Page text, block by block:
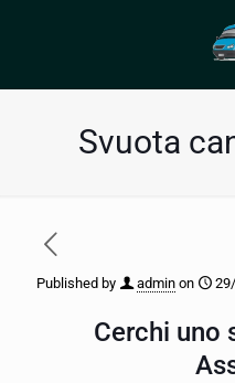
Svuota
Published by admin on
Cerchi uno